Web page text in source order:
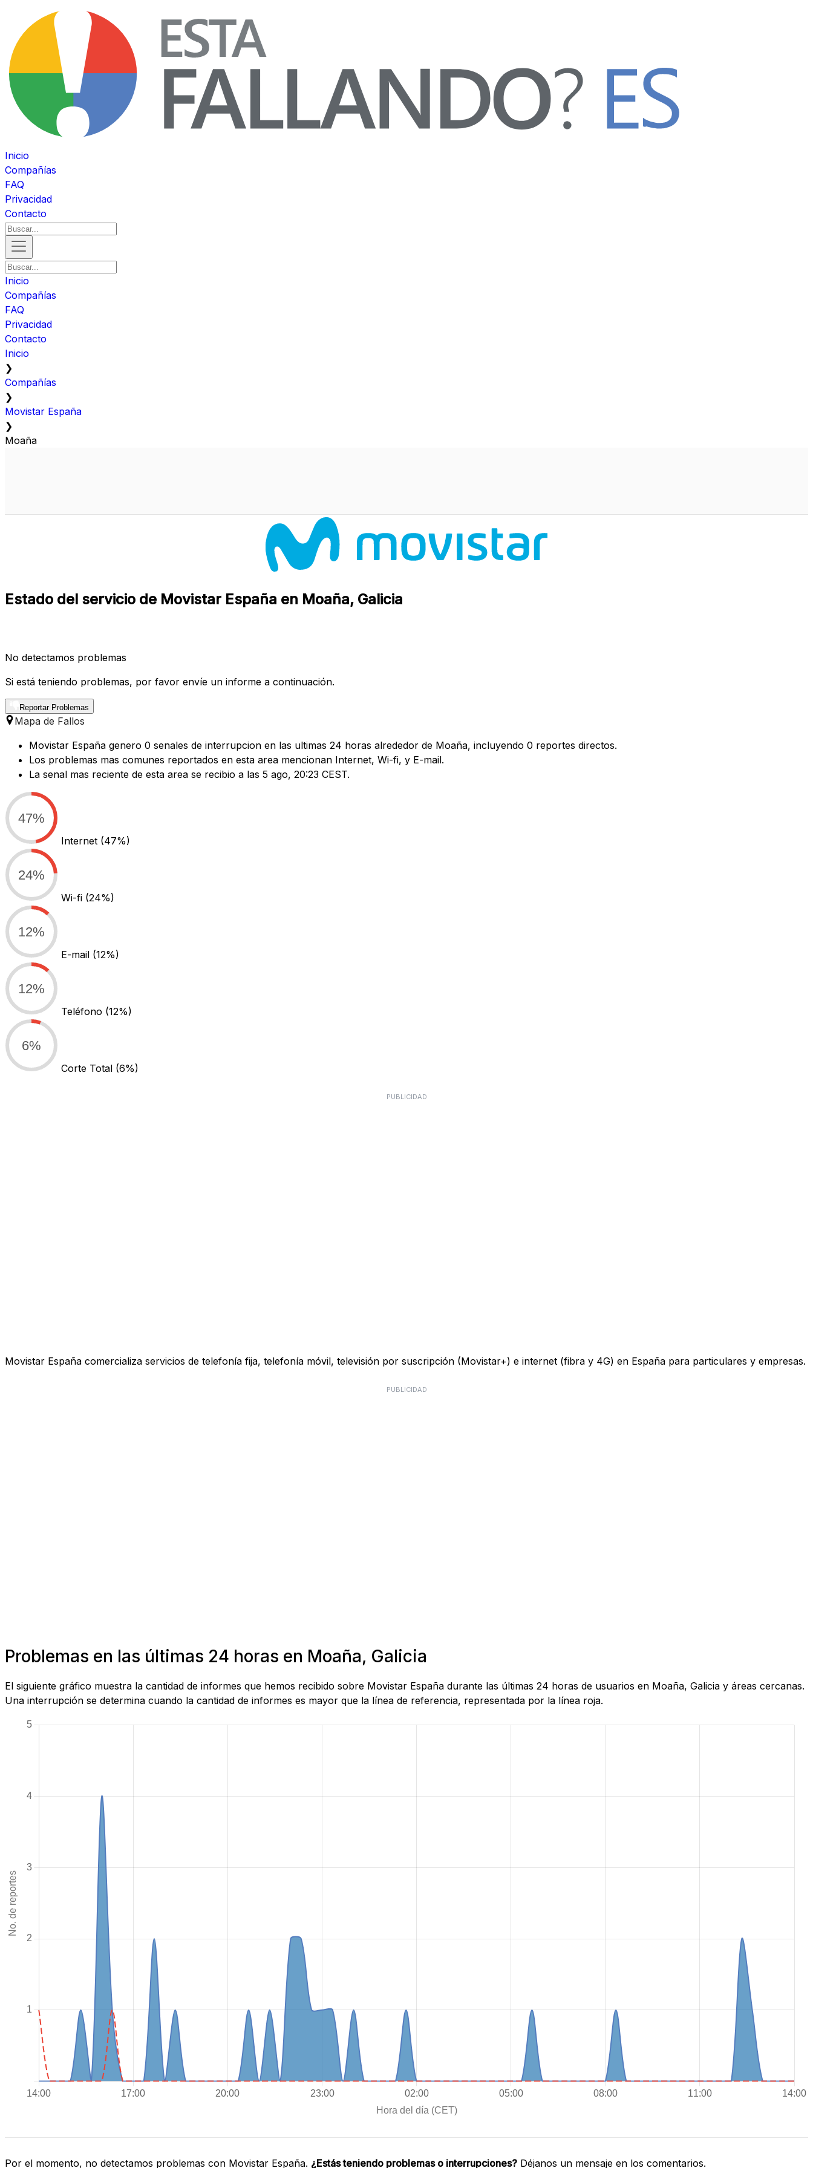
Inicio
Compañías
FAQ
Privacidad
Contacto
Inicio
Compañías
FAQ
Privacidad
Contacto
Inicio
❯
Compañías
❯
Movistar España
❯
Moaña
Estado del servicio de Movistar España en Moaña, Galicia
No detectamos problemas
Si está teniendo problemas, por favor envíe un informe a continuación.
Reportar Problemas
Mapa de Fallos
Movistar España genero 0 senales de interrupcion en las ultimas 24 horas alrededor de Moaña, incluyendo 0 reportes directos.
Los problemas mas comunes reportados en esta area mencionan Internet, Wi-fi, y E-mail.
La senal mas reciente de esta area se recibio a las 5 ago, 20:23 CEST.
47%
Internet (47%)
24%
Wi-fi (24%)
12%
E-mail (12%)
12%
Teléfono (12%)
6%
Corte Total (6%)
PUBLICIDAD
Movistar España comercializa servicios de telefonía fija, telefonía móvil, televisión por suscripción (Movistar+) e internet (fibra y 4G) en España para particulares y empresas.
PUBLICIDAD
Problemas en las últimas 24 horas en Moaña, Galicia
El siguiente gráfico muestra la cantidad de informes que hemos recibido sobre Movistar España durante las últimas 24 horas de usuarios en Moaña, Galicia y áreas cercanas.
Una interrupción se determina cuando la cantidad de informes es mayor que la línea de referencia, representada por la línea roja.
Por el momento, no detectamos problemas con Movistar España. ¿Estás teniendo problemas o interrupciones? Déjanos un mensaje en los comentarios.